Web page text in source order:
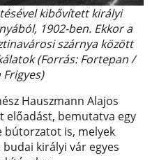
kibővített királyi
1902-ben. Ekkor a
szárnya között
(Forrás: Fortepan /
Hauszmann Alajos
bemutatva egy
bútorzatot is, melyek
királyi vár egyes